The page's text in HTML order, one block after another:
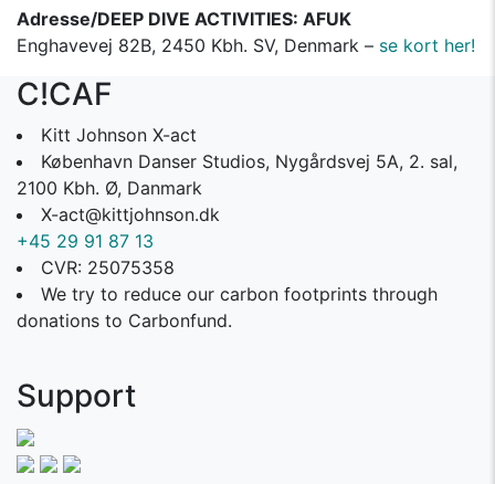
Adresse/DEEP DIVE ACTIVITIES: AFUK
Enghavevej 82B, 2450 Kbh. SV, Denmark – se kort her!
C!CAF
Kitt Johnson X-act
København Danser Studios, Nygårdsvej 5A, 2. sal,
2100 Kbh. Ø, Danmark
X-act@kittjohnson.dk
+45 29 91 87 13
CVR: 25075358
We try to reduce our carbon footprints through
donations to Carbonfund.
Support